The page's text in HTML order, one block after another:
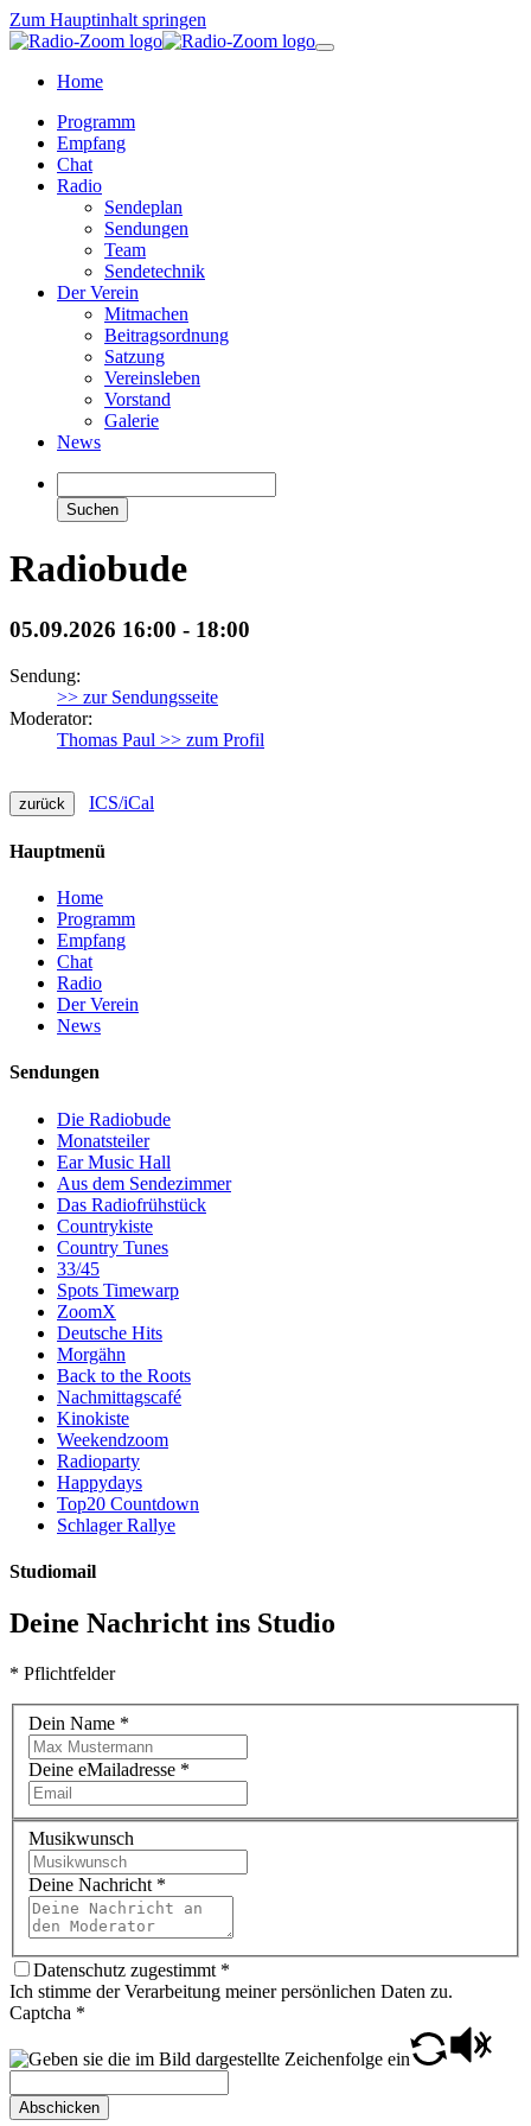
Zum Hauptinhalt springen
Home
Programm
Empfang
Chat
Radio
Sendeplan
Sendungen
Team
Sendetechnik
Der Verein
Mitmachen
Beitragsordnung
Satzung
Vereinsleben
Vorstand
Galerie
News
Suchen
Radiobude
05.09.2026 16:00 - 18:00
Sendung:
>> zur Sendungsseite
Moderator:
Thomas Paul >> zum Profil
zurück ICS/iCal
Hauptmenü
Home
Programm
Empfang
Chat
Radio
Der Verein
News
Sendungen
Die Radiobude
Monatsteiler
Ear Music Hall
Aus dem Sendezimmer
Das Radiofrühstück
Countrykiste
Country Tunes
33/45
Spots Timewarp
ZoomX
Deutsche Hits
Morgähn
Back to the Roots
Nachmittagscafé
Kinokiste
Weekendzoom
Radioparty
Happydays
Top20 Countdown
Schlager Rallye
Studiomail
Deine Nachricht ins Studio
* Pflichtfelder
Dein Name *
Deine eMailadresse *
Musikwunsch
Deine Nachricht *
Datenschutz zugestimmt *
Ich stimme der Verarbeitung meiner persönlichen Daten zu.
Captcha *
Abschicken